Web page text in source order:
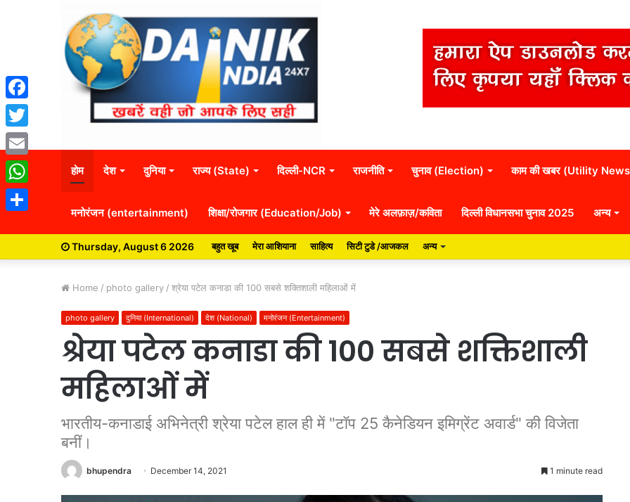
होम देश दुनिया राज्य (State) दिल्ली-NCR राजनीति चुनाव (Election) काम की खबर (Utility
मनोरंजन (entertainment) शिक्षा/रोजगार (Education/Job) मेरे अलफ़ाज़/कविता दिल्ली विधानसभा चुनाव 2025 अन्य
Thursday, August 6 2026 बहुत खूब मेरा आशियाना साहित्य सिटी टुडे /आजकल अन्य
Home / photo gallery / श्रेया पटेल कनाडा की 100 सबसे शक्तिशाली महिलाओं में
photo gallery दुनिया (International) देश (National) मनोरंजन (Entertainment)
श्रेया पटेल कनाडा की 100 सबसे शक्तिशाली
महिलाओं में
भारतीय-कनाडाई अभिनेत्री श्रेया पटेल हाल ही में "टॉप 25 कैनेडियन इमिग्रेंट अवार्ड" की विजेता
बनीं।
bhupendra December 14, 2021 1 minute read
Facebook
Twitter
Email
WhatsApp